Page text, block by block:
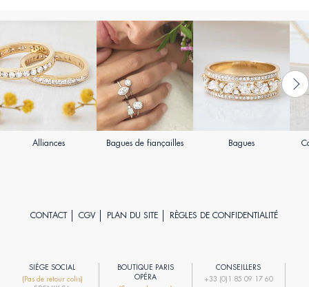
Alliances Bagues de fiançailles Bagues
CONTACT CGV PLAN DU SITE RÈGLES DE CONFIDENTIALITÉ
SIÈGE SOCIAL
(Pas de retour colis)
BOUTIQUE PARIS
OPÉRA
CONSEILLERS
+33 (0)1 85 09 17 60